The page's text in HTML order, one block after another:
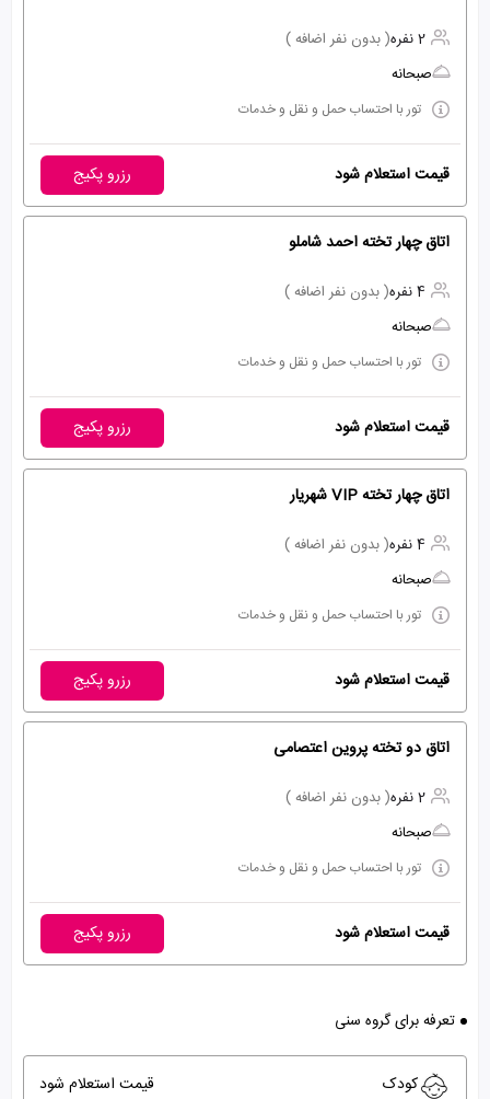
2 نفره
( بدون نفر اضافه )
صبحانه
تور با احتساب حمل و نقل و خدمات
قیمت استعلام شود رزرو پکیج
اتاق چهار تخته احمد شاملو
4 نفره
( بدون نفر اضافه )
صبحانه
تور با احتساب حمل و نقل و خدمات
قیمت استعلام شود رزرو پکیج
اتاق چهار تخته VIP شهریار
4 نفره
( بدون نفر اضافه )
صبحانه
تور با احتساب حمل و نقل و خدمات
قیمت استعلام شود رزرو پکیج
اتاق دو تخته پروین اعتصامی
2 نفره
( بدون نفر اضافه )
صبحانه
تور با احتساب حمل و نقل و خدمات
قیمت استعلام شود رزرو پکیج
تعرفه برای گروه سنی
کودک قیمت استعلام شود